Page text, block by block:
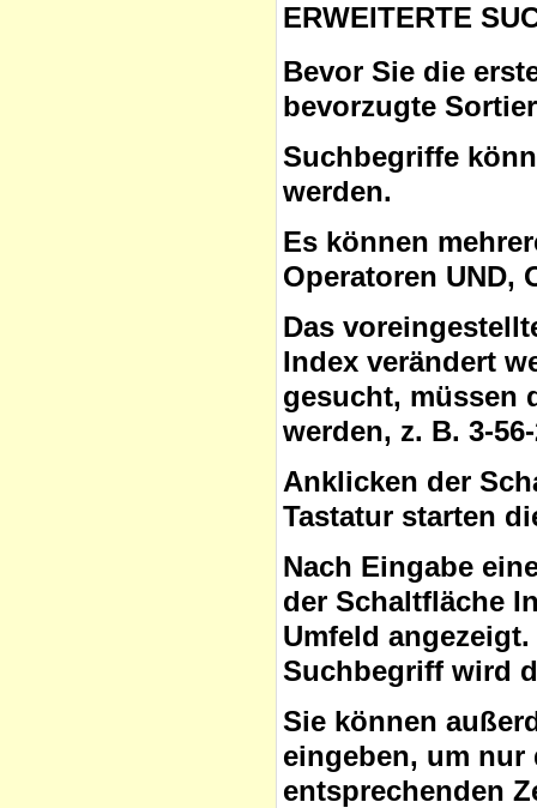
ERWEITERTE
Bevor Sie die
bevorzugte
Suchbegriffe
werden.
Es können
Operatoren UND,
Das
Index verändert
gesucht, müssen
werden, z. B. 3-
Anklicken der
Tastatur starten
Nach Eingabe
der Schaltfläche
Umfeld
Suchbegriff wird
Sie können
eingeben, um nur
entsprechenden